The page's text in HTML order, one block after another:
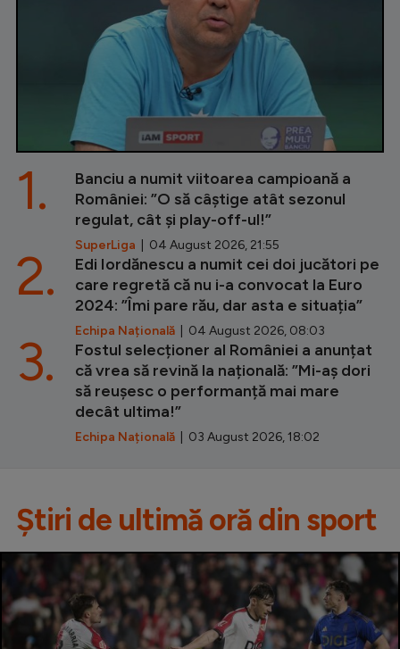
Banciu a numit viitoarea campioană a
României: ”O să câștige atât sezonul
regulat, cât și play-off-ul!”
SuperLiga | 04 August 2026, 21:55
1.
Edi Iordănescu a numit cei doi jucători pe
care regretă că nu i-a convocat la Euro
2024: ”Îmi pare rău, dar asta e situația”
Echipa Națională | 04 August 2026, 08:03
2.
Fostul selecționer al României a anunțat
că vrea să revină la națională: ”Mi-aș dori
să reușesc o performanță mai mare
decât ultima!”
Echipa Națională | 03 August 2026, 18:02
3.
Știri de ultimă oră din sport